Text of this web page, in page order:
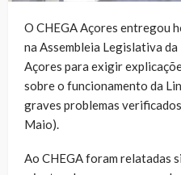
O CHEGA Açores entregou
na Assembleia Legislativa
Açores para exigir
sobre o funcionamento da
graves problemas
Maio).
Ao CHEGA foram relatadas